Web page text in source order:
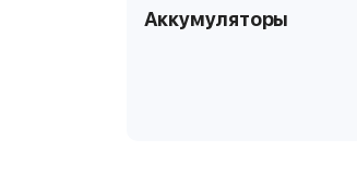
Аккумуляторы